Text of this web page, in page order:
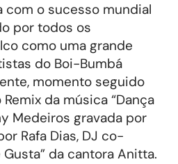
com o sucesso mundial
por todos os
como uma grande
do Boi-Bumbá
momento seguido
da música “Dança
Medeiros gravada por
Rafa Dias, DJ co-
da cantora Anitta.